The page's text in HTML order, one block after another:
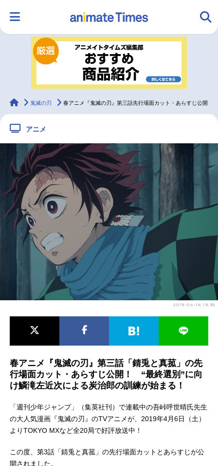
ランキング アニメ
ラジオ
2.5次元 配信・Vtuber トレンド
最新記事一覧
アニメ記事一覧 声優記事一覧
アニメ映画一覧 実写化映画一覧
今期アニメ曜日別一覧
夏アニメ
秋アニメ 冬アニメ
animateTimes
鬼滅の刃 春アニメ『鬼滅の刃』第三話先行場面カット・あらすじ公開
アニメ
2019-04-16 19:35
春アニメ『鬼滅の刃』第三話「錆兎と真菰」の先
行場面カット・あらすじ公開！ “最終選別”に向
け鱗滝左近次による炭治郎の訓練が始まる！
「週刊少年ジャンプ」（集英社刊）で連載中の吾峠呼世晴氏先生
の大人気漫画『鬼滅の刃』のTVアニメが、2019年4月6日（土）
よりTOKYO MXなど全20局で好評放送中！
この度、第3話「錆兎と真菰」の先行場面カットとあらすじが公
開されました。